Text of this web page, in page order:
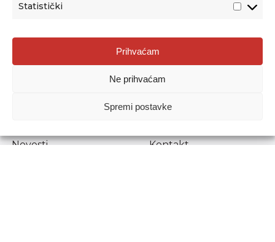
Statistički
Prihvaćam
Ne prihvaćam
Spremi postavke
Agencija za odgoj i obrazovanje
Donje Svetice 38, 10000 Zagreb
1778129
Prenošenje sadržaja dopušteno je uz navođenje izvora.
Novosti
Kontakt